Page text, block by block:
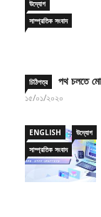
সাম্প্রতিক সংবাদ
১৫/০১/২০২০
সাম্প্রতিক সংবাদ